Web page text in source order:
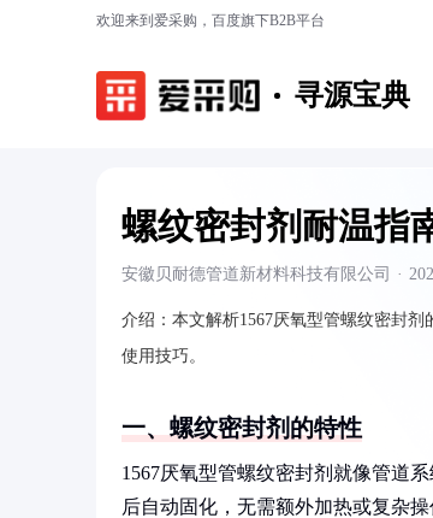
欢迎来到爱采购，百度旗下B2B平台
寻源宝典
螺纹密封剂耐温指
安徽贝耐德管道新材料科技有限公司 ·
介绍： 本文解析1567厌氧型管螺纹密封
使用技巧。
一、螺纹密封剂的特性
1567厌氧型管螺纹密封剂就像管道
后自动固化，无需额外加热或复杂